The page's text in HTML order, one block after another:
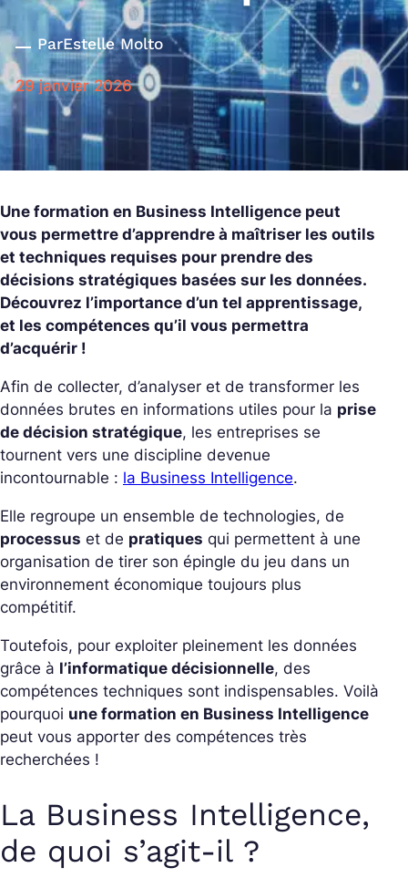
ParEstelle Molto
29 janvier 2026
Une formation en Business Intelligence peut
vous permettre d’apprendre à maîtriser les outils
et techniques requises pour prendre des
décisions stratégiques basées sur les données.
Découvrez l’importance d’un tel apprentissage,
et les compétences qu’il vous permettra
d’acquérir !
Afin de collecter, d’analyser et de transformer les
données brutes en informations utiles pour la prise
de décision stratégique, les entreprises se
tournent vers une discipline devenue
incontournable : la Business Intelligence.
Elle regroupe un ensemble de technologies, de
processus et de pratiques qui permettent à une
organisation de tirer son épingle du jeu dans un
environnement économique toujours plus
compétitif.
Toutefois, pour exploiter pleinement les données
grâce à l’informatique décisionnelle, des
compétences techniques sont indispensables. Voilà
pourquoi une formation en Business Intelligence
peut vous apporter des compétences très
recherchées !
La Business Intelligence,
de quoi s’agit-il ?